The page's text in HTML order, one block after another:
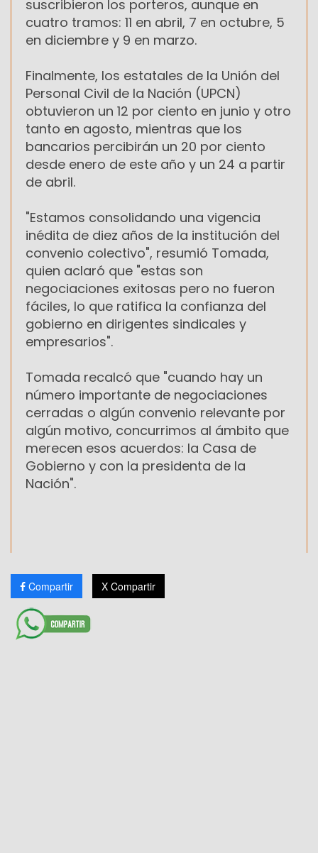
suscribieron los porteros, aunque en
cuatro tramos: 11 en abril, 7 en octubre, 5
en diciembre y 9 en marzo.
Finalmente, los estatales de la Unión del
Personal Civil de la Nación (UPCN)
obtuvieron un 12 por ciento en junio y otro
tanto en agosto, mientras que los
bancarios percibirán un 20 por ciento
desde enero de este año y un 24 a partir
de abril.
"Estamos consolidando una vigencia
inédita de diez años de la institución del
convenio colectivo", resumió Tomada,
quien aclaró que "estas son
negociaciones exitosas pero no fueron
fáciles, lo que ratifica la confianza del
gobierno en dirigentes sindicales y
empresarios".
Tomada recalcó que "cuando hay un
número importante de negociaciones
cerradas o algún convenio relevante por
algún motivo, concurrimos al ámbito que
merecen esos acuerdos: la Casa de
Gobierno y con la presidenta de la
Nación".
Compartir X Compartir